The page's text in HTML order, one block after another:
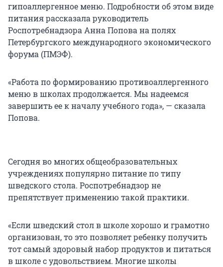
гипоаллергенное меню. Подробности об этом виде
питания рассказала руководитель
Роспотребнадзора Анна Попова на полях
Петербургского международного экономического
форума (ПМЭФ).
«Работа по формированию противоаллергенного
меню в школах продолжается. Мы надеемся
завершить ее к началу учебного года», — сказала
Попова.
Сегодня во многих общеобразовательных
учреждениях популярно питание по типу
шведского стола. Роспотребнадзор не
препятствует применению такой практики.
«Если шведский стол в школе хорошо и грамотно
организован, то это позволяет ребенку получить
тот самый здоровый набор продуктов и питаться
в школе с удовольствием. Многие школы